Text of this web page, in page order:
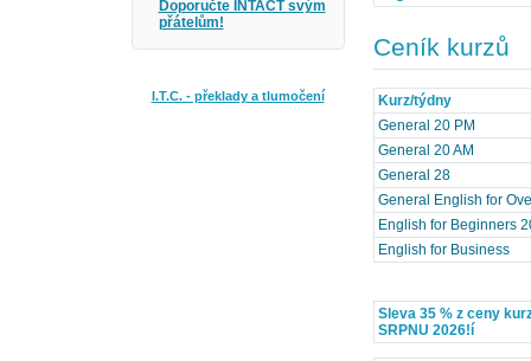
Doporučte INTACT svým
přátelům!
I.T.C. - překlady a tlumočení
Ceník kurzů
Kurz/týdny
General 20 PM
General 20 AM
General 28
General English for
English for Beginners
English for Business
Sleva 35 % z ceny
SRPNU 2026!í